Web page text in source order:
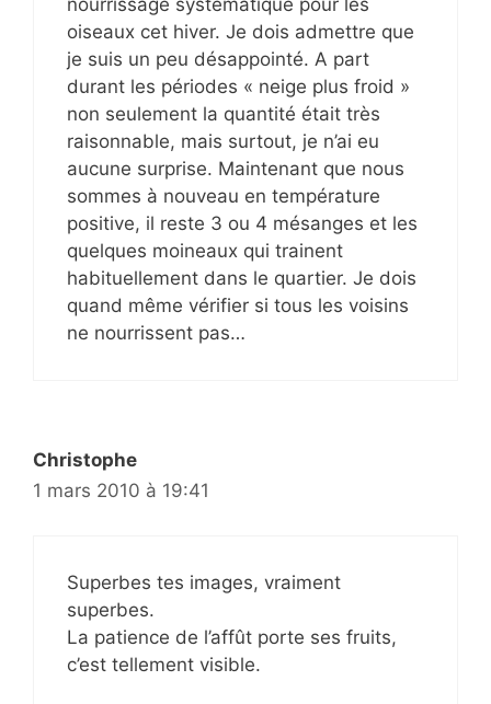
nourrissage systématique pour les
oiseaux cet hiver. Je dois admettre que
je suis un peu désappointé. A part
durant les périodes « neige plus froid »
non seulement la quantité était très
raisonnable, mais surtout, je n’ai eu
aucune surprise. Maintenant que nous
sommes à nouveau en température
positive, il reste 3 ou 4 mésanges et les
quelques moineaux qui trainent
habituellement dans le quartier. Je dois
quand même vérifier si tous les voisins
ne nourrissent pas…
Christophe
1 mars 2010 à 19:41
Superbes tes images, vraiment
superbes.
La patience de l’affût porte ses fruits,
c’est tellement visible.